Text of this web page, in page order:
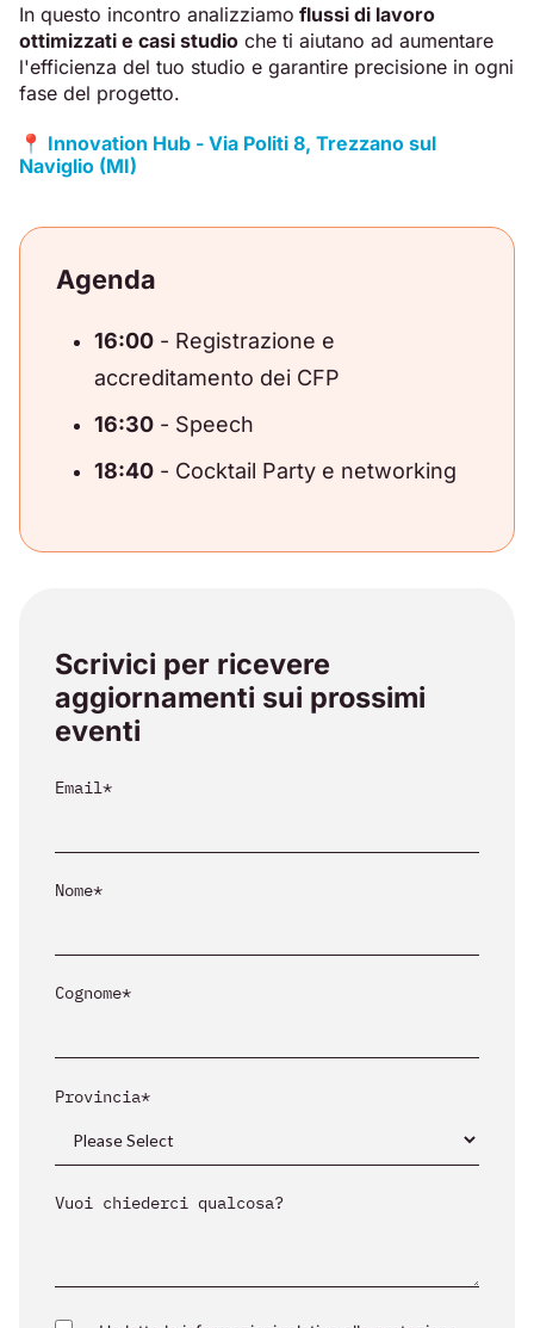
In questo incontro analizziamo flussi di lavoro
ottimizzati e casi studio che ti aiutano ad aumentare
l'efficienza del tuo studio e garantire precisione in ogni
fase del progetto.
📍 Innovation Hub - Via Politi 8, Trezzano sul
Naviglio (MI)
Agenda
16:00 - Registrazione e
accreditamento dei CFP
16:30 - Speech
18:40 - Cocktail Party e networking
Scrivici per ricevere
aggiornamenti sui prossimi
eventi
Email*
Nome*
Cognome*
Provincia*
Vuoi chiederci qualcosa?